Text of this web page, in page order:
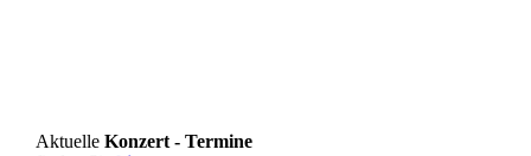
Aktuelle Konzert - Termine